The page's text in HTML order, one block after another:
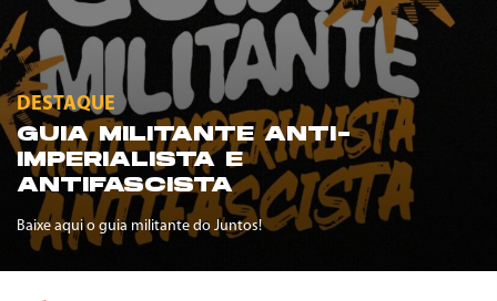
DESTAQUE
GUIA MILITANTE ANTI-
IMPERIALISTA E
ANTIFASCISTA
Baixe aqui o guia militante do Juntos!